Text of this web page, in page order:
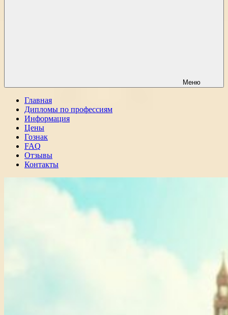
Меню
Главная
Дипломы по профессиям
Информация
Цены
Гознак
FAQ
Отзывы
Контакты